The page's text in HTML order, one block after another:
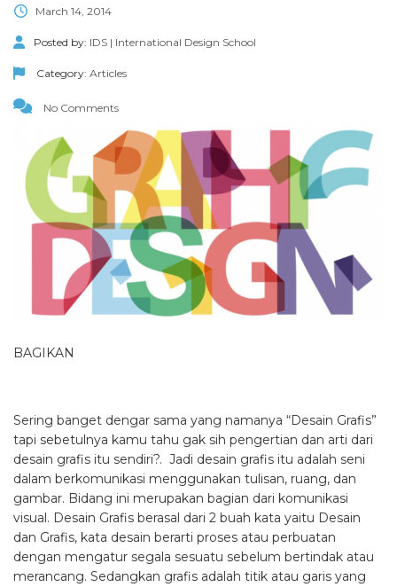
March 14, 2014
Posted by: IDS | International Design School
Category: Articles
No Comments
BAGIKAN
Sering banget dengar sama yang namanya “Desain Grafis”
tapi sebetulnya kamu tahu gak sih pengertian dan arti dari
desain grafis itu sendiri?. Jadi desain grafis itu adalah seni
dalam berkomunikasi menggunakan tulisan, ruang, dan
gambar. Bidang ini merupakan bagian dari komunikasi
visual. Desain Grafis berasal dari 2 buah kata yaitu Desain
dan Grafis, kata desain berarti proses atau perbuatan
dengan mengatur segala sesuatu sebelum bertindak atau
merancang. Sedangkan grafis adalah titik atau garis yang